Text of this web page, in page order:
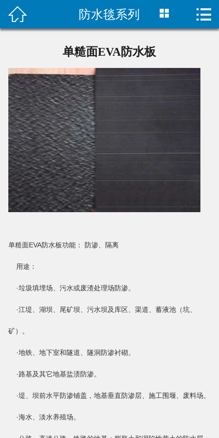
 首页
 防水毯系列  
单糙面EVA防水板
单糙面EVA防水板功能： 防渗、隔离
用途：
·垃圾填埋场、污水或废渣处理场防渗。
·江堤、湖坝、尾矿坝、污水坝及库区、渠道、蓄液池（坑、
矿）。
·地铁、地下室和隧道、隧洞防渗衬砌。
·路基及其它地基盐渍防渗。
·堤、坝前水平防渗铺盖，地基垂直防渗层、施工围堰、废料场。
·海水、淡水养殖场。